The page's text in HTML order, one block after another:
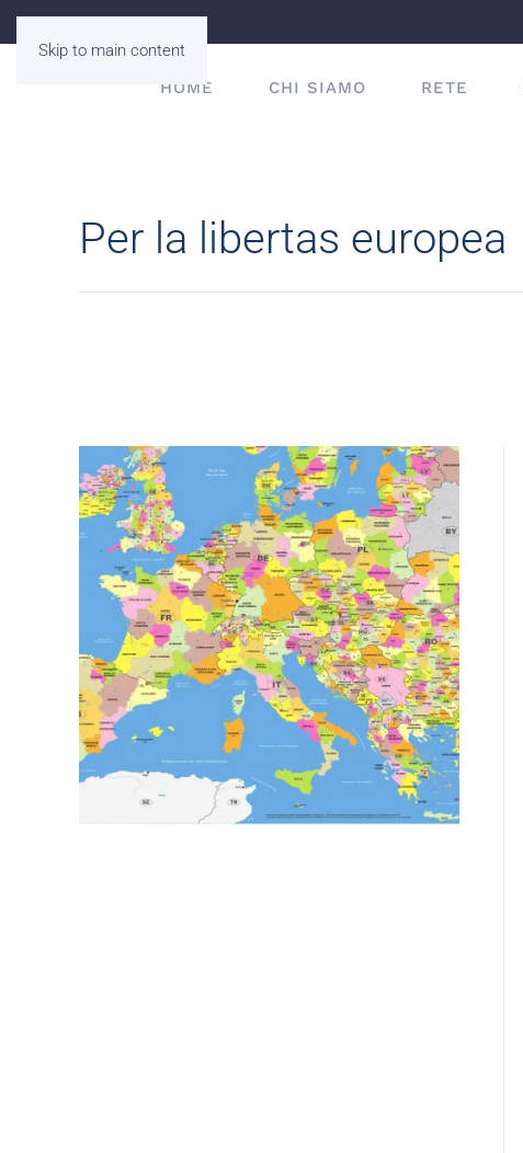
Skip to main content
HOME
CHI SIAMO RETE
Per la libertas europea